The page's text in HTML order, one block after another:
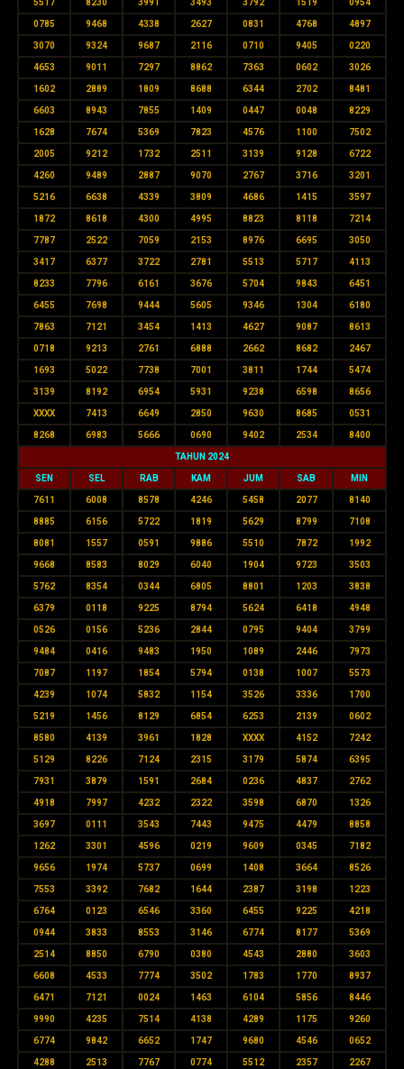
5517 8230 3991 3493 3792 1519 0954
0785 9468 4338 2627 0831 4768 4897
3070 9324 9687 2116 0710 9405 0220
4653 9011 7297 8862 7363 0602 3026
1602 2889 1809 8688 6344 2702 8481
6603 8943 7855 1409 0447 0048 8229
1628 7674 5369 7823 4576 1100 7502
2005 9212 1732 2511 3139 9128 6722
4260 9489 2887 9070 2767 3716 3201
5216 6638 4339 3809 4686 1415 3597
1872 8618 4300 4995 8823 8118 7214
7787 2522 7059 2153 8976 6695 3050
3417 6377 3722 2781 5513 5717 4113
8233 7796 6161 3676 5704 9843 6451
6455 7698 9444 5605 9346 1304 6180
7863 7121 3454 1413 4627 9087 8613
0718 9213 2761 6888 2662 8682 2467
1693 5022 7738 7001 3811 1744 5474
3139 8192 6954 5931 9238 6598 8656
XXXX 7413 6649 2850 9630 8685 0531
8268 6983 5666 0690 9402 2534 8400
TAHUN 2024
SEN SEL RAB KAM JUM SAB MIN
7611 6008 8578 4246 5458 2077 8140
8885 6156 5722 1819 5629 8799 7108
8081 1557 0591 9886 5510 7872 1992
9668 8583 8029 6040 1904 9723 3503
5762 8354 0344 6805 8801 1203 3838
6379 0118 9225 8794 5624 6418 4948
0526 0156 5236 2844 0795 9404 3799
9484 0416 9483 1950 1089 2446 7973
7087 1197 1854 5794 0138 1007 5573
4239 1074 5832 1154 3526 3336 1700
5219 1456 8129 6854 6253 2139 0602
8580 4139 3961 1828 XXXX 4152 7242
5129 8226 7124 2315 3179 5874 6395
7931 3879 1591 2684 0236 4837 2762
4918 7997 4232 2322 3598 6870 1326
3697 0111 3543 7443 9475 4479 8858
1262 3301 4596 0219 9609 0345 7182
9656 1974 5737 0699 1408 3664 8526
7553 3392 7682 1644 2387 3198 1223
6764 0123 6546 3360 6455 9225 4218
0944 3833 8553 3146 6774 8177 5369
2514 8850 6790 0380 4543 2880 3603
6608 4533 7774 3502 1783 1770 8937
6471 7121 0024 1463 6104 5856 8446
9990 4235 7514 4138 4289 1175 9260
6774 9842 6652 1747 9680 4546 0652
4288 2513 7767 0774 5512 2357 2267